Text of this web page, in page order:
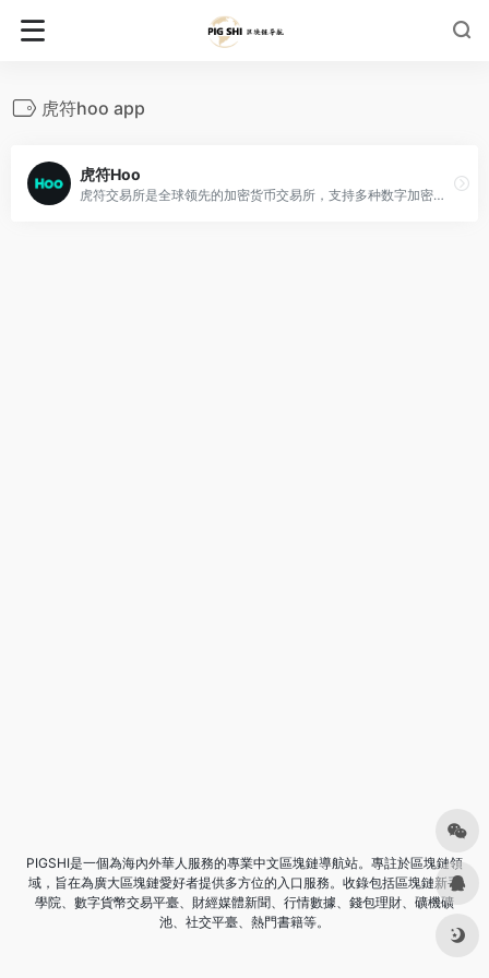
虎符hoo app
虎符Hoo
虎符交易所是全球领先的加密货币交易所，支持多种数字加密货币交易，致力于发现优质的创新数字资产投入机会，通过搭建一流平台及整合优质资产，为全球广大数字资产爱好者提供安全高效的交易服务。虎符采用银行级别的SSL安全连接保证交易的安全性，GSLB和分布式服务器保证平台的稳定性。
PIGSHI是一個為海內外華人服務的專業中文區塊鏈導航站。專註於區塊鏈領
域，旨在為廣大區塊鏈愛好者提供多方位的入口服務。收錄包括區塊鏈新手
學院、數字貨幣交易平臺、財經媒體新聞、行情數據、錢包理財、礦機礦
池、社交平臺、熱門書籍等。